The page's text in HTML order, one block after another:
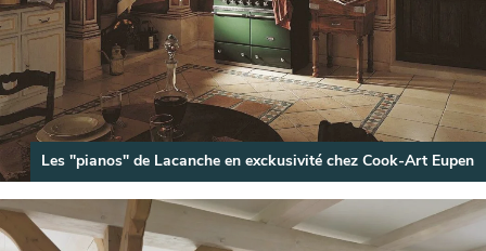
Les "pianos" de Lacanche en exckusivité chez Cook-Art Eupen